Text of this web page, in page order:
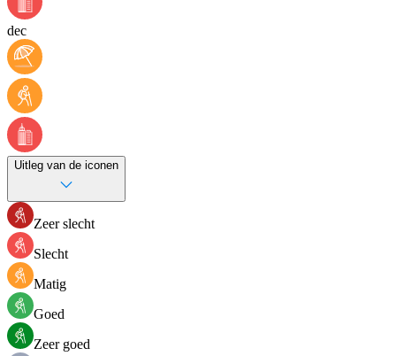
dec
Uitleg van de iconen
Zeer slecht
Slecht
Matig
Goed
Zeer goed